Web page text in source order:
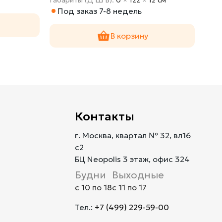
Под заказ 7-8 недель
В корзину
Контакты
г. Москва, квартал № 32, вл16
с2
БЦ Neopolis 3 этаж, офис 324
Будни
с 10 по 18
Выходные
с 11 по 17
Тел.: +7 (499) 229-59-00